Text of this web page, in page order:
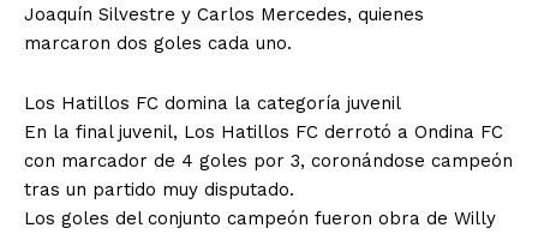
Joaquín Silvestre y Carlos Mercedes, quienes
marcaron dos goles cada uno.
Los Hatillos FC domina la categoría juvenil
En la final juvenil, Los Hatillos FC derrotó a Ondina FC
con marcador de 4 goles por 3, coronándose campeón
tras un partido muy disputado.
Los goles del conjunto campeón fueron obra de Willy